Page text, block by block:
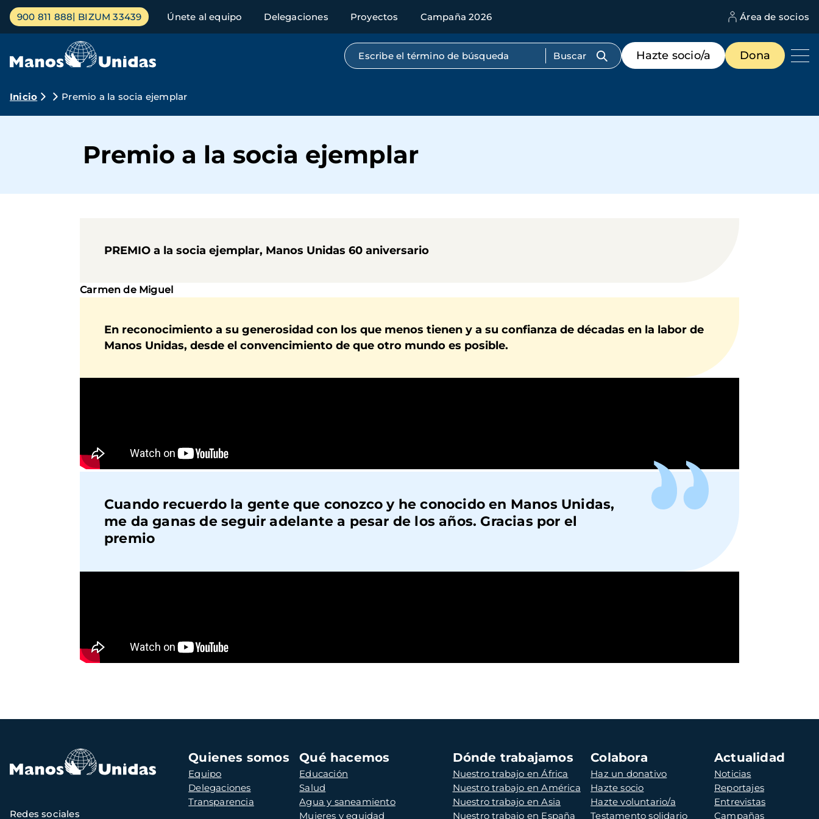
Pasar
contenido
Menú
principal
900 811 888 BIZUM 33439 Únete al equipo Delegaciones Proyectos Campaña 2026 Área de socios
Búsqueda por texto completo
Menú
de
destacados
Hazte socio/a Dona
Ruta
navegación
Inicio Premio a la socia ejemplar
Premio a la socia ejemplar
PREMIO a la socia ejemplar, Manos Unidas 60 aniversario
Carmen de Miguel
En reconocimiento a su generosidad con los que menos tienen y a su confianza de décadas en la labor de
Manos Unidas, desde el convencimiento de que otro mundo es posible.
Cuando recuerdo la gente que conozco y he conocido en Manos Unidas,
me da ganas de seguir adelante a pesar de los años.Gracias por el
premio
Navegación
principal
Quienes somos
Equipo
Delegaciones
Transparencia
Qué hacemos
Educación
Salud
Agua y saneamiento
Mujeres y equidad
Dónde trabajamos
Nuestro trabajo en África
Nuestro trabajo en América
Nuestro trabajo en Asia
Nuestro trabajo en España
Colabora
Haz un donativo
Hazte socio
Hazte voluntario/a
Testamento solidario
Actualidad
Noticias
Reportajes
Entrevistas
Campañas
Redes sociales